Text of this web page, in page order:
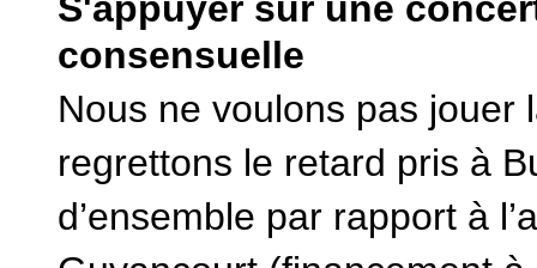
consensuelle
Nous ne voulons pas
regrettons le retard pris à
d’ensemble par rapport à